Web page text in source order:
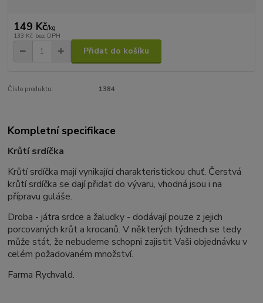
149 Kč/kg
133 Kč bez DPH
Přidat do košíku
Číslo produktu: 1384
Kompletní specifikace
Krůtí srdíčka
Krůtí srdíčka mají vynikající charakteristickou chuť. Čerstvá
krůtí srdíčka se dají přidat do vývaru, vhodná jsou i na
přípravu guláše.
Droba - játra srdce a žaludky - dodávají pouze z jejich
porcovaných krůt a krocanů. V některých týdnech se tedy
může stát, že nebudeme schopni zajistit Vaši objednávku v
celém požadovaném množství.
Farma Rychvald.